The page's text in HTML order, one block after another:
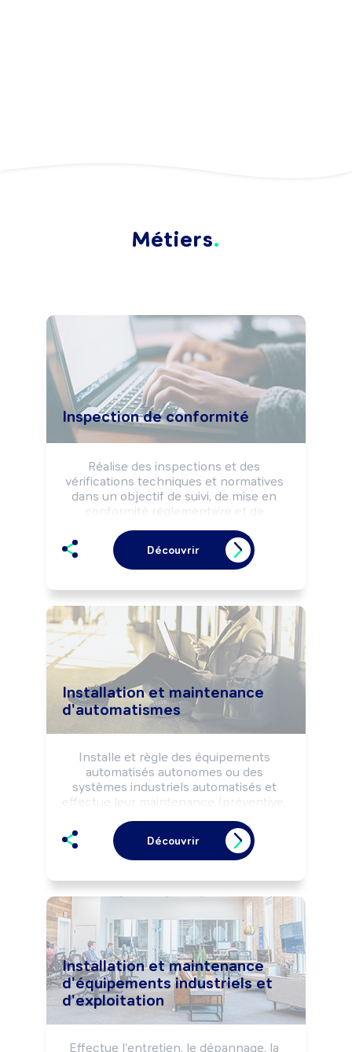
Métiers
Inspection de conformité
Réalise des inspections et des
vérifications techniques et normatives
dans un objectif de suivi, de mise en
conformité réglementaire et de
installations industrielles et bâtiments
recevant du public.
Peut coordonner une équipe.
Découvrir
Installation et maintenance
d'automatismes
Installe et règle des équipements
automatisés autonomes ou des
systèmes industriels automatisés et
effectue leur maintenance (préventive,
Peut coordonner une équipe.
Découvrir
Installation et maintenance
d'équipements industriels et
d'exploitation
Effectue l'entretien, le dépannage, la